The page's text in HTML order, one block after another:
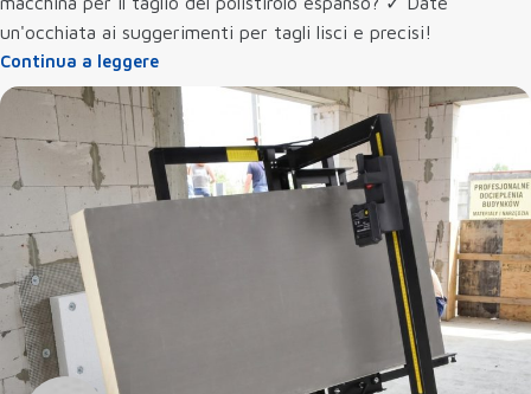
un'occhiata ai suggerimenti per tagli lisci e precisi!
Continua a leggere